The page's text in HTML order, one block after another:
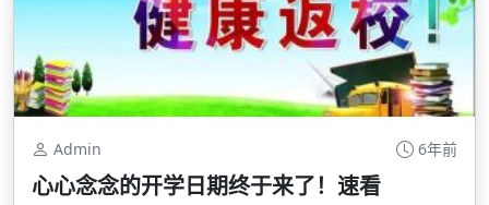
Admin 6年前
心心念念的开学日期终于来了！速看